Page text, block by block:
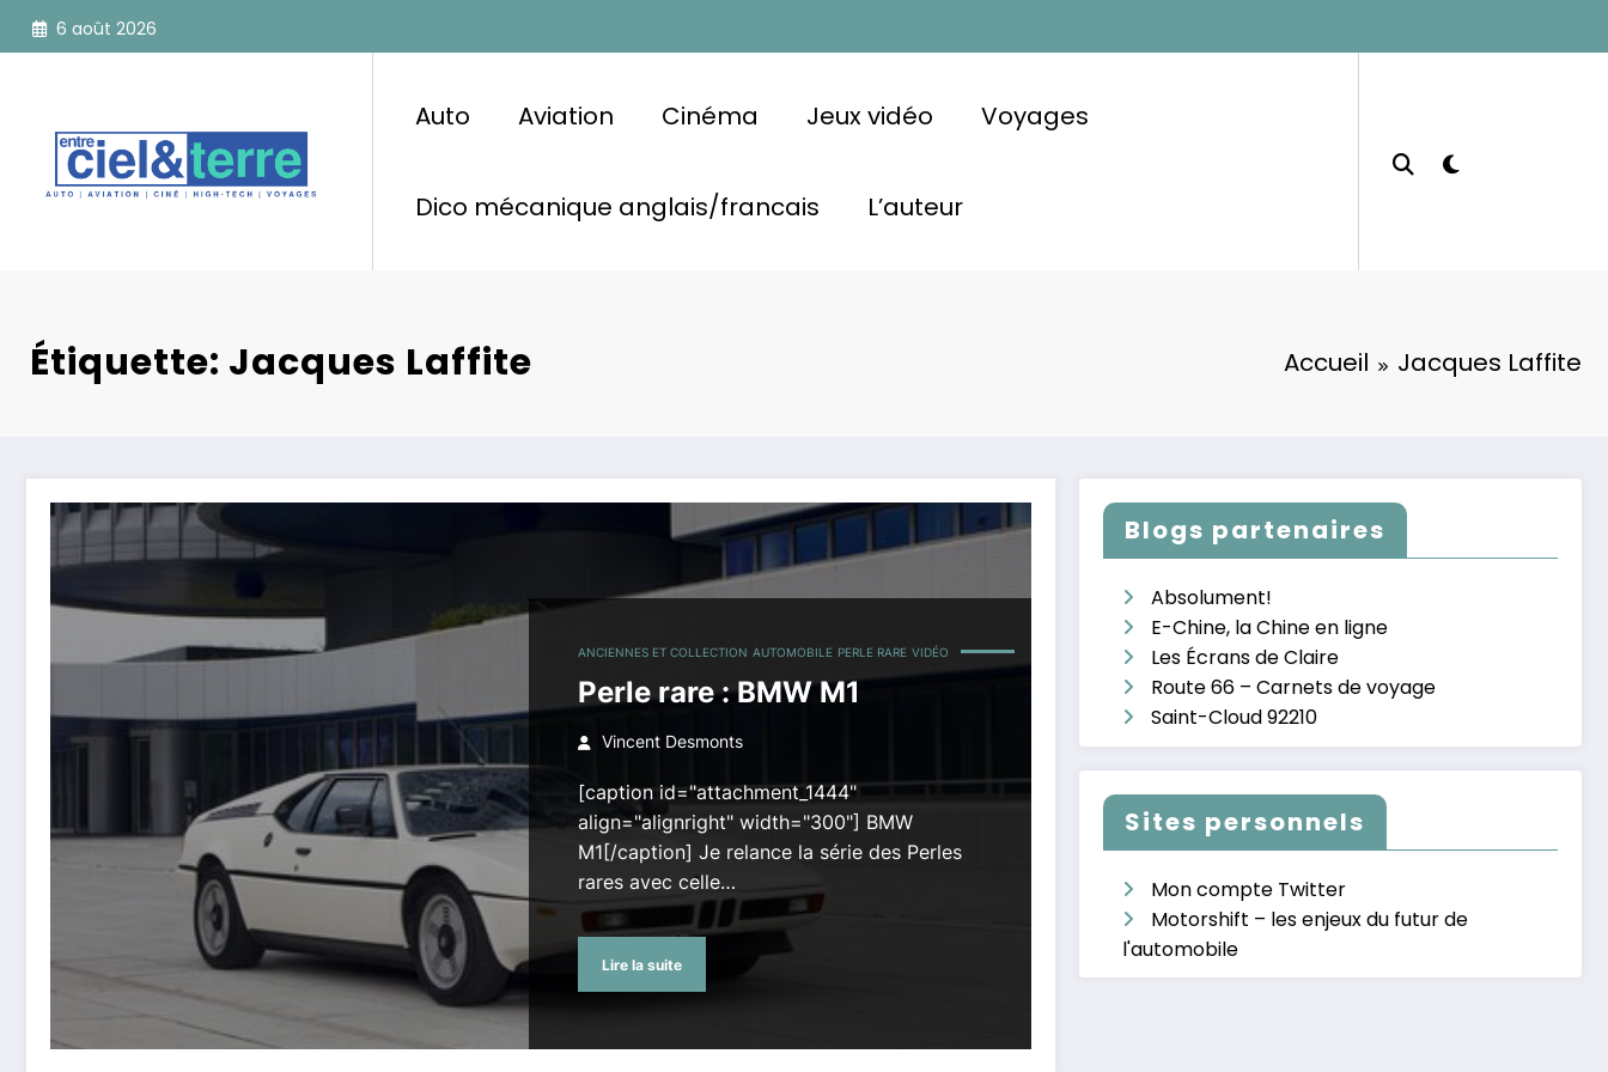
Aller
6 août 2026
Auto Aviation Cinéma Jeux vidéo Voyages
Dico mécanique anglais/francais L’auteur
Étiquette: Jacques Laffite Accueil Jacques Laffite
ANCIENNES ET COLLECTION AUTOMOBILE PERLE RARE VIDÉO
Perle rare : BMW M1
Vincent Desmonts
[caption id="attachment_1444"
align="alignright" width="300"] BMW
M1[/caption] Je relance la série des Perles
rares avec celle…
Lire la suite
Blogs partenaires
Absolument!
E-Chine, la Chine en ligne
Les Écrans de Claire
Route 66 – Carnets de voyage
Saint-Cloud 92210
Sites personnels
Mon compte Twitter
Motorshift – les enjeux du futur de
l'automobile